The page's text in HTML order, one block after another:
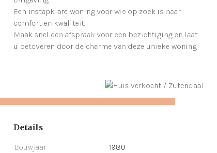
Een instapklare woning voor wie op zoek is naar
comfort en kwaliteit.
Maak snel een afspraak voor een bezichtiging en laat
u betoveren door de charme van deze unieke woning.
Details
Bouwjaar 1980